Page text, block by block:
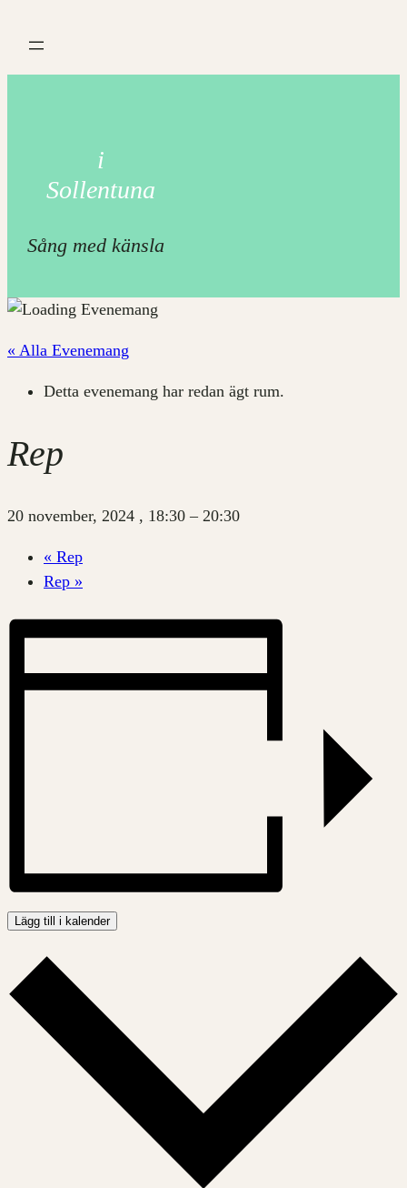
i
Sollentuna
Sång med känsla
« Alla Evenemang
Detta evenemang har redan ägt rum.
Rep
20 november, 2024 , 18:30 – 20:30
« Rep
Rep »
Lägg till i kalender